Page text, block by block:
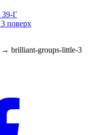
39-Г
поверх
→ brilliant-groups-little-3